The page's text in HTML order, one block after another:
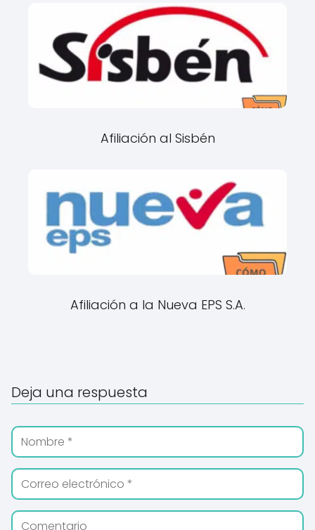
Afiliación al Sisbén
Afiliación a la Nueva EPS S.A.
Deja una respuesta